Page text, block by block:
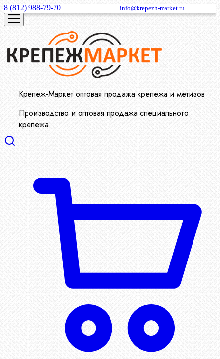
8 (812) 988-79-70 info@krepezh-market.ru
Крепеж-Маркет оптовая продажа крепежа и метизов
Производство и оптовая продажа специального
крепежа